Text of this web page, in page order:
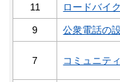
11 ロードバイ
9 公衆電話の
7 コミュニテ